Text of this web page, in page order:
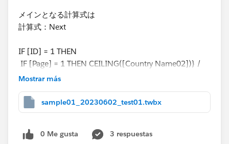
メインとなる計算式は
​計算式：Next
IF [ID] = 1 THEN
IF [Page] = 1 THEN CEILING([Country Name02])} /
30)
[Page] - 1
END
IF [Page] = CEILING({COUNTD([Country Name02])}
Mostrar más
sample01_20230602_test01.twbx
0 Me gusta
3 respuestas